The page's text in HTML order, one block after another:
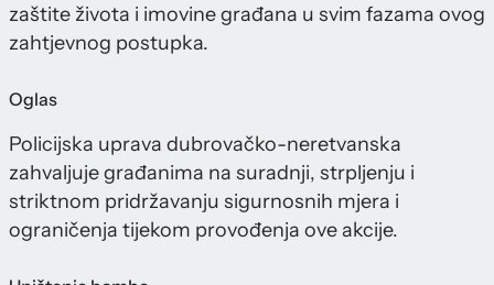
zaštite života i imovine građana u svim fazama ovog
zahtjevnog postupka.
Oglas
Policijska uprava dubrovačko-neretvanska
zahvaljuje građanima na suradnji, strpljenju i
striktnom pridržavanju sigurnosnih mjera i
ograničenja tijekom provođenja ove akcije.